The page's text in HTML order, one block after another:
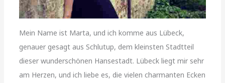
Mein Name ist Marta, und ich komme aus Lübeck,
genauer gesagt aus Schlutup, dem kleinsten Stadtteil
dieser wunderschönen Hansestadt. Lübeck liegt mir sehr
am Herzen, und ich liebe es, die vielen charmanten Ecken